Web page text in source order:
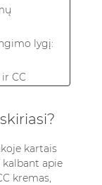
lygį:
CC
apie BB ir
BB ir CC
kartais
kalbant apie
kremas,